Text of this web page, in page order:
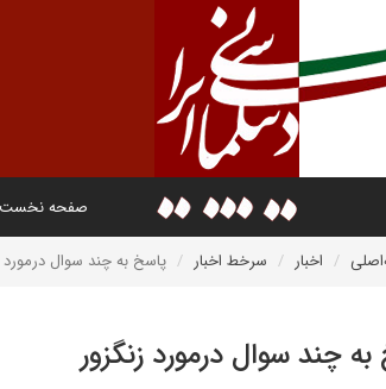
صفحه نخست
اخبار سرخط اخبار پاسخ به چند سوال درمورد
چند سوال درمورد زنگزور